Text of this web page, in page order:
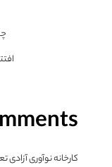
کارخانه نوآوری